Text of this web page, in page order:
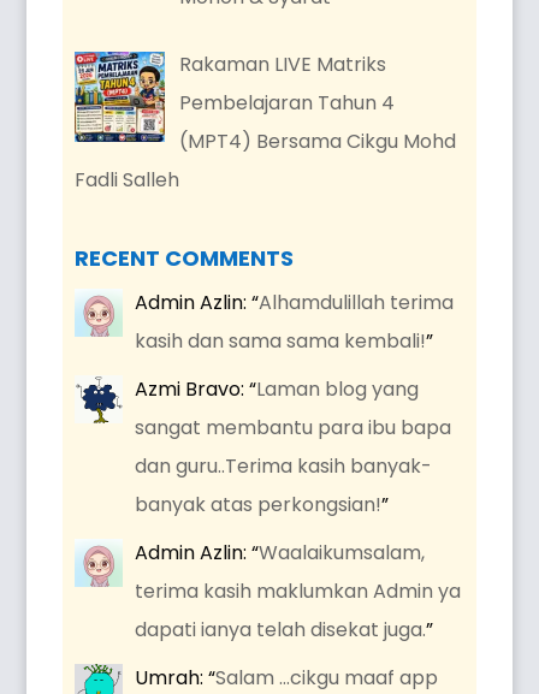
Rakaman LIVE Matriks
Pembelajaran Tahun 4
(MPT4) Bersama Cikgu Mohd
Fadli Salleh
RECENT COMMENTS
Admin Azlin: “Alhamdulillah terima
kasih dan sama sama kembali!”
Azmi Bravo: “Laman blog yang
sangat membantu para ibu bapa
dan guru..Terima kasih banyak-
banyak atas perkongsian!”
Admin Azlin: “Waalaikumsalam,
terima kasih maklumkan Admin ya
dapati ianya telah disekat juga.”
Umrah: “Salam …cikgu maaf app